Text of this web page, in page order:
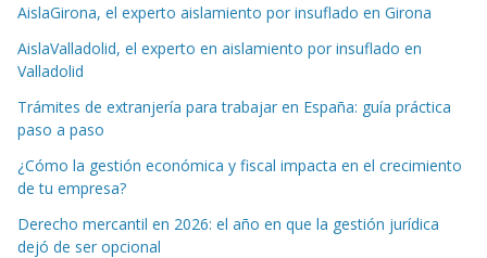
AislaGirona, el experto aislamiento por insuflado en Girona
AislaValladolid, el experto en aislamiento por insuflado en
Valladolid
Trámites de extranjería para trabajar en España: guía práctica
paso a paso
¿Cómo la gestión económica y fiscal impacta en el crecimiento
de tu empresa?
Derecho mercantil en 2026: el año en que la gestión jurídica
dejó de ser opcional